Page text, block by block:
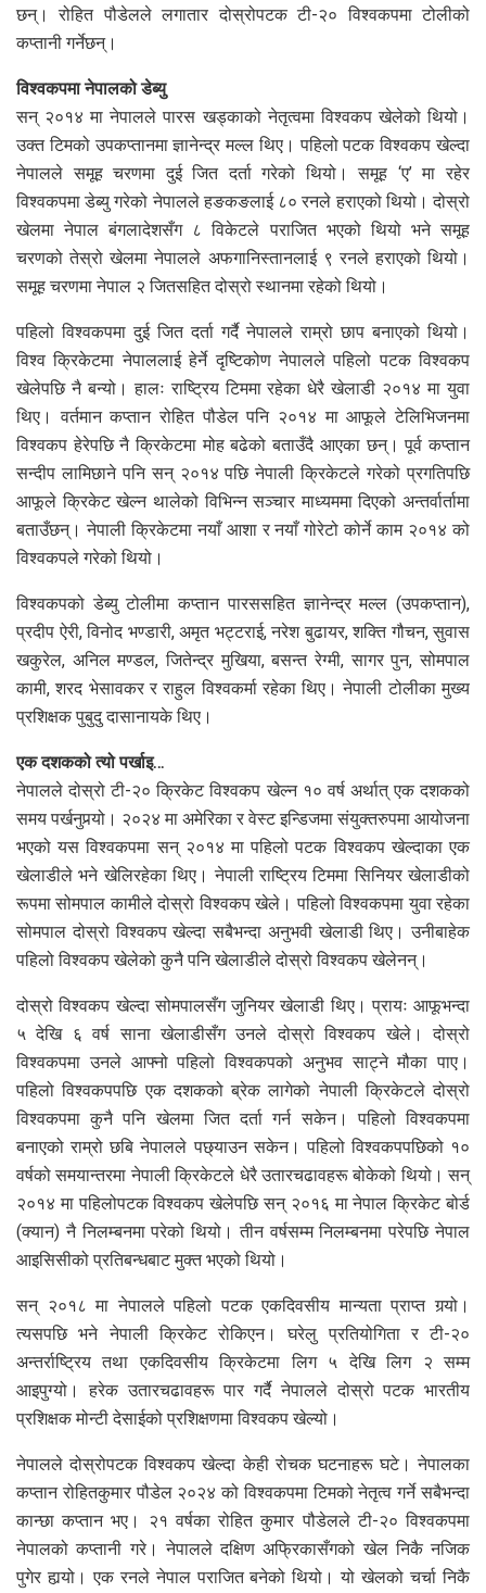
छन्। रोहित पौडेलले लगातार दोस्रोपटक टी-२० विश्वकपमा टोलीको
कप्तानी गर्नेछन्।
विश्वकपमा नेपालको डेब्यु
सन् २०१४ मा नेपालले पारस खड्काको नेतृत्वमा विश्वकप खेलेको थियो।
उक्त टिमको उपकप्तानमा ज्ञानेन्द्र मल्ल थिए। पहिलो पटक विश्वकप खेल्दा
नेपालले समूह चरणमा दुई जित दर्ता गरेको थियो। समूह ‘ए’ मा रहेर
विश्वकपमा डेब्यु गरेको नेपालले हङकङलाई ८० रनले हराएको थियो। दोस्रो
खेलमा नेपाल बंगलादेशसँग ८ विकेटले पराजित भएको थियो भने समूह
चरणको तेस्रो खेलमा नेपालले अफगानिस्तानलाई ९ रनले हराएको थियो।
समूह चरणमा नेपाल २ जितसहित दोस्रो स्थानमा रहेको थियो।
पहिलो विश्वकपमा दुई जित दर्ता गर्दै नेपालले राम्रो छाप बनाएको थियो।
विश्व क्रिकेटमा नेपाललाई हेर्ने दृष्टिकोण नेपालले पहिलो पटक विश्वकप
खेलेपछि नै बन्यो। हालः राष्ट्रिय टिममा रहेका धेरै खेलाडी २०१४ मा युवा
थिए। वर्तमान कप्तान रोहित पौडेल पनि २०१४ मा आफूले टेलिभिजनमा
विश्वकप हेरेपछि नै क्रिकेटमा मोह बढेको बताउँदै आएका छन्। पूर्व कप्तान
सन्दीप लामिछाने पनि सन् २०१४ पछि नेपाली क्रिकेटले गरेको प्रगतिपछि
आफूले क्रिकेट खेल्न थालेको विभिन्न सञ्चार माध्यममा दिएको अन्तर्वार्तामा
बताउँछन्। नेपाली क्रिकेटमा नयाँ आशा र नयाँ गोरेटो कोर्ने काम २०१४ को
विश्वकपले गरेको थियो।
विश्वकपको डेब्यु टोलीमा कप्तान पारससहित ज्ञानेन्द्र मल्ल (उपकप्तान),
प्रदीप ऐरी, विनोद भण्डारी, अमृत भट्टराई, नरेश बुढायर, शक्ति गौचन, सुवास
खकुरेल, अनिल मण्डल, जितेन्द्र मुखिया, बसन्त रेग्मी, सागर पुन, सोमपाल
कामी, शरद भेसावकर र राहुल विश्वकर्मा रहेका थिए। नेपाली टोलीका मुख्य
प्रशिक्षक पुबुदु दासानायके थिए।
एक दशकको त्यो पर्खाइ…
नेपालले दोस्रो टी-२० क्रिकेट विश्वकप खेल्न १० वर्ष अर्थात् एक दशकको
समय पर्खनुपर्‍यो। २०२४ मा अमेरिका र वेस्ट इन्डिजमा संयुक्तरुपमा आयोजना
भएको यस विश्वकपमा सन् २०१४ मा पहिलो पटक विश्वकप खेल्दाका एक
खेलाडीले भने खेलिरहेका थिए। नेपाली राष्ट्रिय टिममा सिनियर खेलाडीको
रूपमा सोमपाल कामीले दोस्रो विश्वकप खेले। पहिलो विश्वकपमा युवा रहेका
सोमपाल दोस्रो विश्वकप खेल्दा सबैभन्दा अनुभवी खेलाडी थिए। उनीबाहेक
पहिलो विश्वकप खेलेको कुनै पनि खेलाडीले दोस्रो विश्वकप खेलेनन्।
दोस्रो विश्वकप खेल्दा सोमपालसँग जुनियर खेलाडी थिए। प्रायः आफूभन्दा
५ देखि ६ वर्ष साना खेलाडीसँग उनले दोस्रो विश्वकप खेले। दोस्रो
विश्वकपमा उनले आफ्नो पहिलो विश्वकपको अनुभव साट्ने मौका पाए।
पहिलो विश्वकपपछि एक दशकको ब्रेक लागेको नेपाली क्रिकेटले दोस्रो
विश्वकपमा कुनै पनि खेलमा जित दर्ता गर्न सकेन। पहिलो विश्वकपमा
बनाएको राम्रो छबि नेपालले पछ्याउन सकेन। पहिलो विश्वकपपछिको १०
वर्षको समयान्तरमा नेपाली क्रिकेटले धेरै उतारचढावहरू बोकेको थियो। सन्
२०१४ मा पहिलोपटक विश्वकप खेलेपछि सन् २०१६ मा नेपाल क्रिकेट बोर्ड
(क्यान) नै निलम्बनमा परेको थियो। तीन वर्षसम्म निलम्बनमा परेपछि नेपाल
आइसिसीको प्रतिबन्धबाट मुक्त भएको थियो।
सन् २०१८ मा नेपालले पहिलो पटक एकदिवसीय मान्यता प्राप्त गर्‍यो।
त्यसपछि भने नेपाली क्रिकेट रोकिएन। घरेलु प्रतियोगिता र टी-२०
अन्तर्राष्ट्रिय तथा एकदिवसीय क्रिकेटमा लिग ५ देखि लिग २ सम्म
आइपुग्यो। हरेक उतारचढावहरू पार गर्दै नेपालले दोस्रो पटक भारतीय
प्रशिक्षक मोन्टी देसाईको प्रशिक्षणमा विश्वकप खेल्यो।
नेपालले दोस्रोपटक विश्वकप खेल्दा केही रोचक घटनाहरू घटे। नेपालका
कप्तान रोहितकुमार पौडेल २०२४ को विश्वकपमा टिमको नेतृत्व गर्ने सबैभन्दा
कान्छा कप्तान भए। २१ वर्षका रोहित कुमार पौडेलले टी-२० विश्वकपमा
नेपालको कप्तानी गरे। नेपालले दक्षिण अफ्रिकासँगको खेल निकै नजिक
पुगेर हार्‍यो। एक रनले नेपाल पराजित बनेको थियो। यो खेलको चर्चा निकै